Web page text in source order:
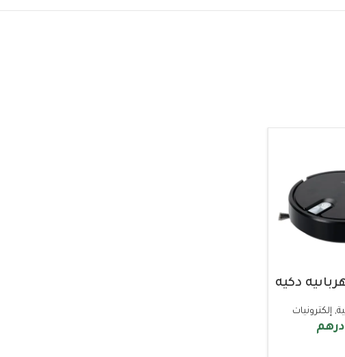
ذكية
, إلكترونيات
درهم